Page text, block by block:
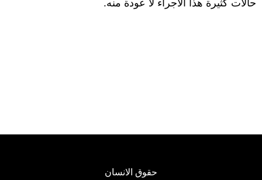
حقوق الانسان